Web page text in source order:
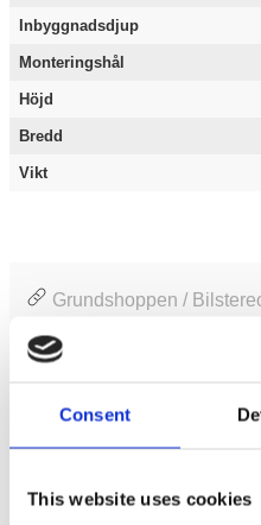
Consent
This website uses cookies
Inbyggnadsdjup
Monteringshål
Höjd
Bredd
Vikt
Grundshoppen /
Grundshoppen /
SKU: BST09/4C